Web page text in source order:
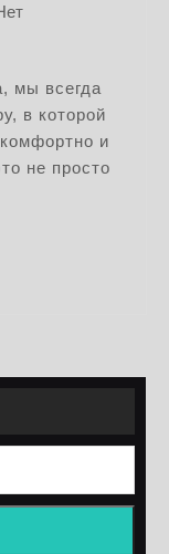
лучшие
для
застолья
в которой
и
не просто